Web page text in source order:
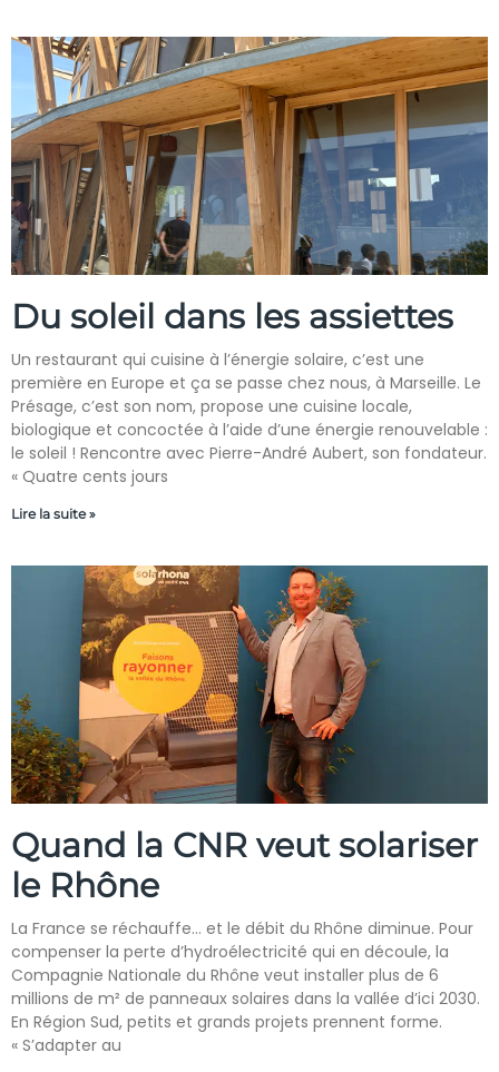
Du soleil dans les assiettes
Un restaurant qui cuisine à l’énergie solaire, c’est une
première en Europe et ça se passe chez nous, à Marseille. Le
Présage, c’est son nom, propose une cuisine locale,
biologique et concoctée à l’aide d’une énergie renouvelable :
le soleil ! Rencontre avec Pierre-André Aubert, son fondateur.
« Quatre cents jours
Lire la suite »
Quand la CNR veut solariser
le Rhône
La France se réchauffe… et le débit du Rhône diminue. Pour
compenser la perte d’hydroélectricité qui en découle, la
Compagnie Nationale du Rhône veut installer plus de 6
millions de m² de panneaux solaires dans la vallée d’ici 2030.
En Région Sud, petits et grands projets prennent forme.
« S’adapter au